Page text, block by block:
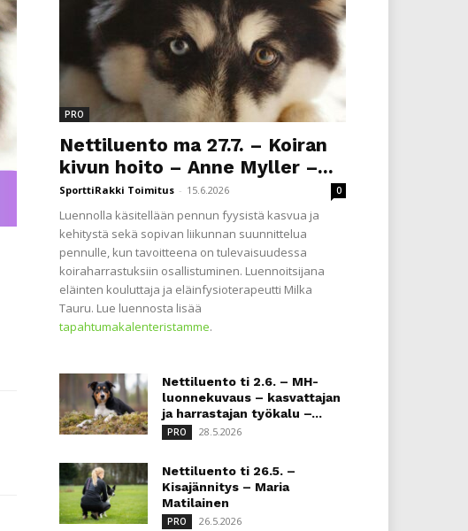
PRO
Nettiluento ma 27.7. – Koiran
kivun hoito – Anne Myller –...
SporttiRakki Toimitus - 15.6.2026 0
Luennolla käsitellään pennun fyysistä kasvua ja
kehitystä sekä sopivan liikunnan suunnittelua
pennulle, kun tavoitteena on tulevaisuudessa
koiraharrastuksiin osallistuminen. Luennoitsijana
eläinten kouluttaja ja eläinfysioterapeutti Milka
Tauru. Lue luennosta lisää
tapahtumakalenteristamme.
Nettiluento ti 2.6. – MH-
luonnekuvaus – kasvattajan
ja harrastajan työkalu –...
PRO 28.5.2026
Nettiluento ti 26.5. –
Kisajännitys – Maria
Matilainen
PRO 26.5.2026